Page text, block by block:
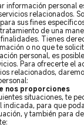
información personal
relacionados.
sus fines
de una
Tienes
o no que te
personal, es
Para ofrecerte el
relacionados,
nos proporciones
situaciones, te
indicada, para que
y también para